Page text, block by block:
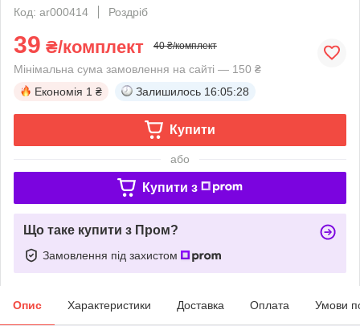
Код: ar000414
Роздріб
39 ₴/комплект 40 ₴/комплект
Мінімальна сума замовлення на сайті — 150 ₴
Економія 1 ₴ Залишилось 16:05:28
Купити
або
Купити з
Що таке купити з Пром?
Замовлення під захистом
Опис Характеристики Доставка Оплата Умови